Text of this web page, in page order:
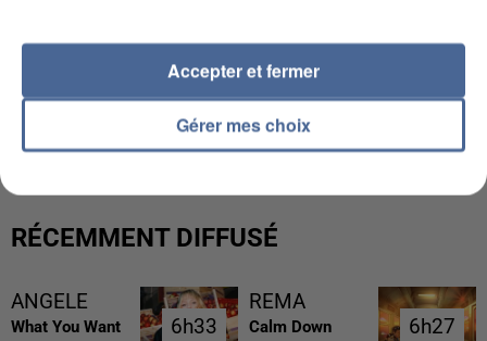
L’UN DES FONDATEURS SUPPOSÉS DE LA DZ
MAFIA INTERPELLÉ EN ALGÉRIE
RÉCEMMENT DIFFUSÉ
ANGELE
What You Want 6h33
6h33
REMA
Calm Down 6h27
6h27
Gérer mes choix
Accepter et fermer